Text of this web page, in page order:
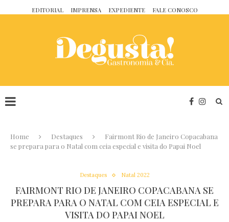
EDITORIAL IMPRENSA EXPEDIENTE FALE CONOSCO
Home Destaques
Fairmont Rio de Janeiro Copacabana
se prepara para o Natal com ceia especial e visita do Papai Noel
Destaques Natal 2022
FAIRMONT RIO DE JANEIRO COPACABANA SE
PREPARA PARA O NATAL COM CEIA ESPECIAL E
VISITA DO PAPAI NOEL